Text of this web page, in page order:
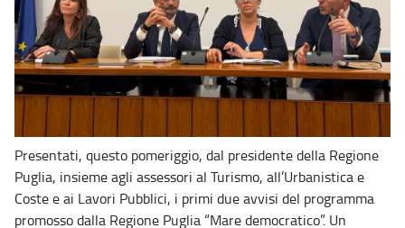
Presentati, questo pomeriggio, dal presidente della Regione
Puglia, insieme agli assessori al Turismo, all’Urbanistica e
Coste e ai Lavori Pubblici, i primi due avvisi del programma
promosso dalla Regione Puglia “Mare democratico”. Un